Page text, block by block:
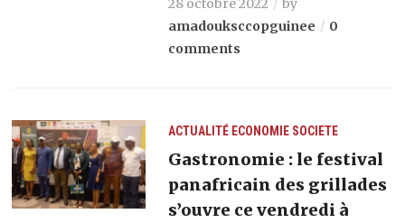
amadouksccopguinee
0
comments
ACTUALITÉ ECONOMIE SOCIETE
Gastronomie : le festival
panafricain des grillades
s’ouvre ce vendredi à